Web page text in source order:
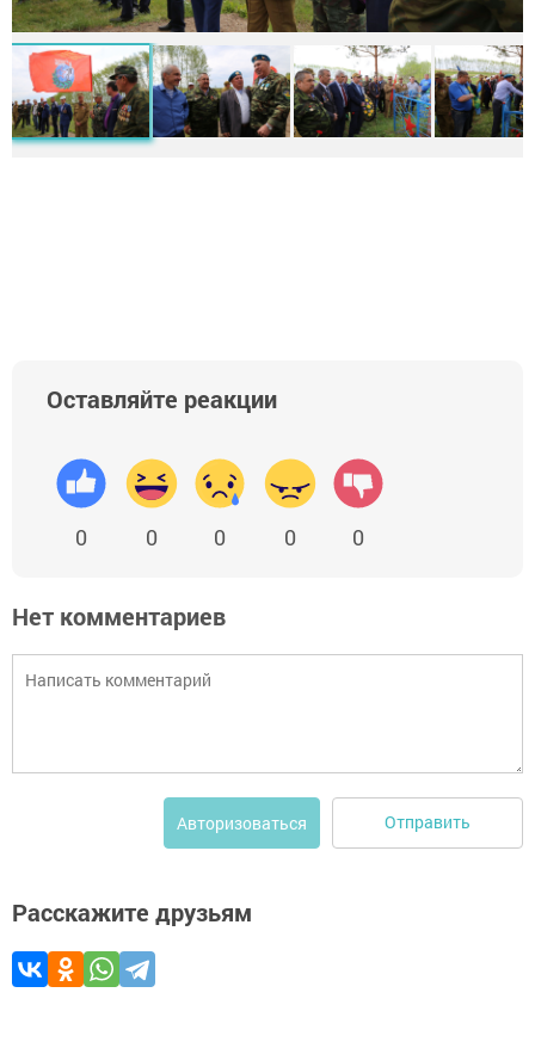
Оставляйте реакции
0 0 0 0 0
Нет комментариев
Авторизоваться Отправить
Расскажите друзьям